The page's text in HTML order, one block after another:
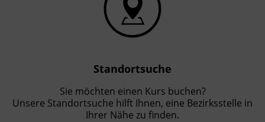
Standortsuche
Sie möchten einen Kurs buchen?
Unsere Standortsuche hilft Ihnen, eine Bezirksstelle in
Ihrer Nähe zu finden.